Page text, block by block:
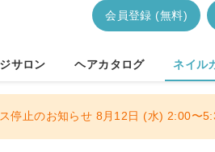
会員登録 (無料)
サロン ヘアカタログ ネイル
停止のお知らせ 8月12日 (水) 2:00〜